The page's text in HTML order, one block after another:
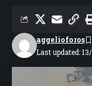
Last updated:
aggelioforos